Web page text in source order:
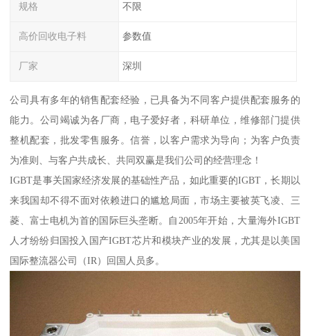
规格 不限
高价回收电子料 参数值
厂家 深圳
公司具有多年的销售配套经验，已具备为不同客户提供配套服务的
能力。公司竭诚为各厂商，电子爱好者，科研单位，维修部门提供
整机配套，批发零售服务。信誉，以客户需求为导向；为客户负责
为准则、与客户共成长、共同双赢是我们公司的经营理念！
IGBT是事关国家经济发展的基础性产品，如此重要的IGBT，长期以
来我国却不得不面对依赖进口的尴尬局面，市场主要被英飞凌、三
菱、富士电机为首的国际巨头垄断。自2005年开始，大量海外IGBT
人才纷纷归国投入国产IGBT芯片和模块产业的发展，尤其是以美国
国际整流器公司（IR）回国人员多。